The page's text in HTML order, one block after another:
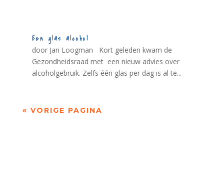
Een glas alcohol
door Jan Loogman Kort geleden kwam de
Gezondheidsraad met een nieuw advies over
alcoholgebruik. Zelfs één glas per dag is al te...
« VORIGE PAGINA